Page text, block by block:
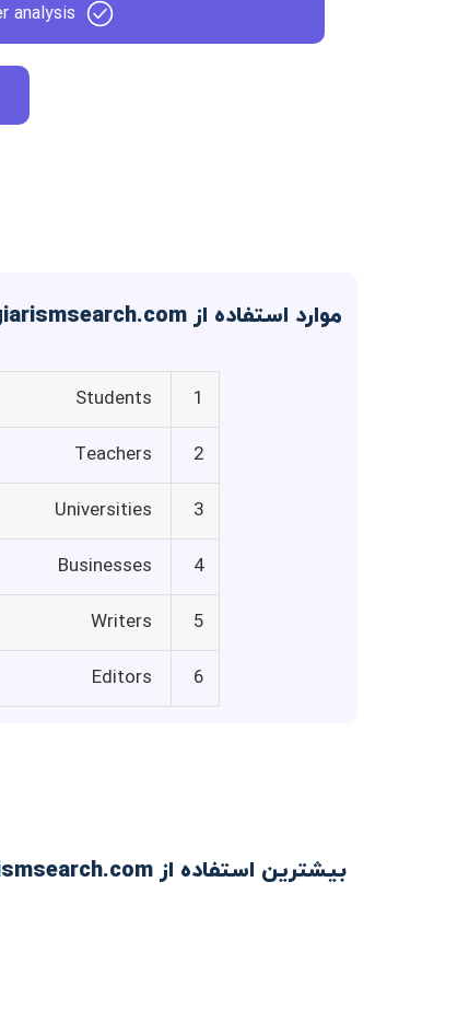
analysis
موارد استفاده از Plagiarismsearch.com
1
Students
2
Teachers
3
Universities
4
Businesses
5
Writers
6
Editors
بیشترین استفاده از Plagiarismsearch.com